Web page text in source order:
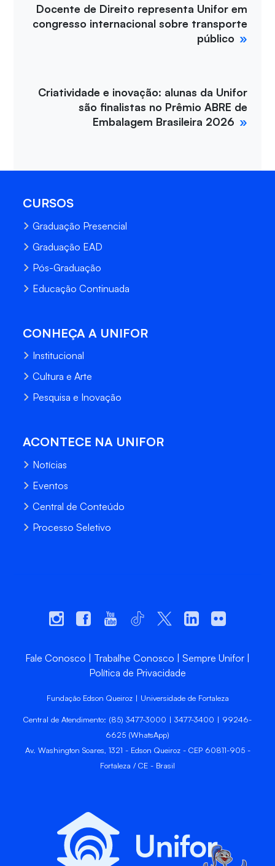
Docente de Direito representa Unifor em
congresso internacional sobre transporte
público
Criatividade e inovação: alunas da Unifor
são finalistas no Prêmio ABRE de
Embalagem Brasileira 2026
CURSOS
Graduação Presencial
Graduação EAD
Pós-Graduação
Educação Continuada
CONHEÇA A UNIFOR
Institucional
Cultura e Arte
Pesquisa e Inovação
ACONTECE NA UNIFOR
Notícias
Eventos
Central de Conteúdo
Processo Seletivo
Fale Conosco Trabalhe Conosco
Sempre Unifor
Política de Privacidade
Fundação Edson Queiroz | Universidade de Fortaleza
Central de Atendimento: (85) 3477-3000 | 3477-3400 | 99246-
6625 (WhatsApp)
Av. Washington Soares, 1321 - Edson Queiroz - CEP 60811-905 -
Fortaleza / CE - Brasil